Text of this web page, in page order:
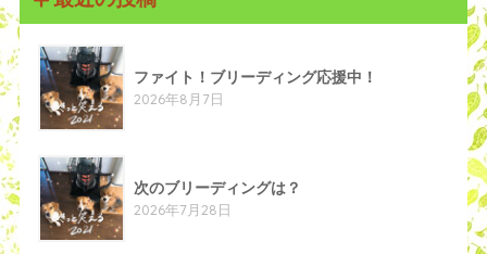
ファイト！ブリーディング応援中！
2026年8月7日
次のブリーディングは？
2026年7月28日